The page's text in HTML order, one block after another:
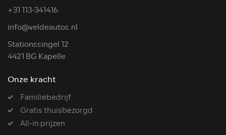
+31 113-341416
info@veldeautos.nl
Stationssingel 12
4421 BG Kapelle
Onze kracht
Familiebedrijf
Gratis thuisbezorgd
All-in prijzen